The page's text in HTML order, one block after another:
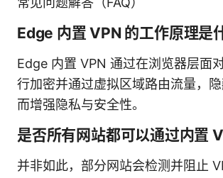
Edge 内置 VPN 的工作原理是
Edge 内置 VPN 通过在浏览器层面
行加密并通过虚拟区域路由流量，
而增强隐私与安全性。
是否所有网站都可以通过内置
并非如此，部分网站会检测并阻止